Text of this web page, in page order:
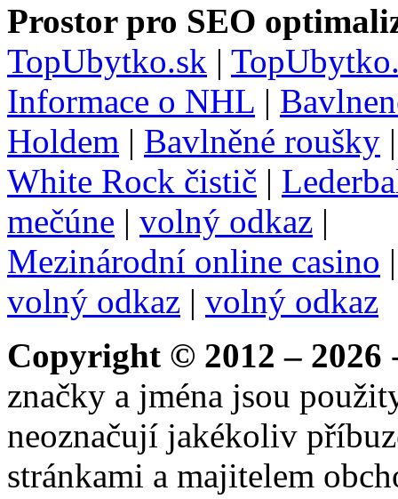
Prostor pro SEO
TopUbytko.sk |
Informace o NHL |
Holdem | Bavlněné roušky
White Rock čistič |
mečúne | volný odkaz |
Mezinárodní online casino
volný odkaz | volný odkaz
Copyright © 2012 – 2026
značky a jména jsou
neoznačují jakékoliv
stránkami a majitelem